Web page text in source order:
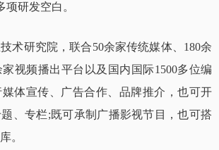
研发空白。
研究院，联合50余家传统媒体、180余
视频播出平台以及国内国际1500多位编
媒体宣传、广告合作、品牌推介，也可开
、专栏;既可承制广播影视节目，也可搭
。